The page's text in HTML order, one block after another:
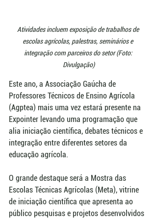
Atividades incluem exposição de trabalhos de
escolas agrícolas, palestras, seminários e
integração com parceiros do setor (Foto:
Divulgação)
Este ano, a Associação Gaúcha de
Professores Técnicos de Ensino Agrícola
(Agptea) mais uma vez estará presente na
Expointer levando uma programação que
alia iniciação científica, debates técnicos e
integração entre diferentes setores da
educação agrícola.
O grande destaque será a Mostra das
Escolas Técnicas Agrícolas (Meta), vitrine
de iniciação científica que apresenta ao
público pesquisas e projetos desenvolvidos